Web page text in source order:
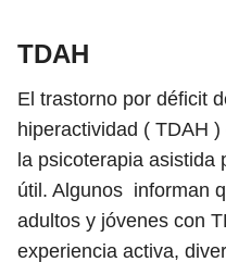
TDAH
El trastorno por déficit
hiperactividad ( TDAH
la psicoterapia asistida
útil. Algunos informan
adultos y jóvenes con
experiencia activa,